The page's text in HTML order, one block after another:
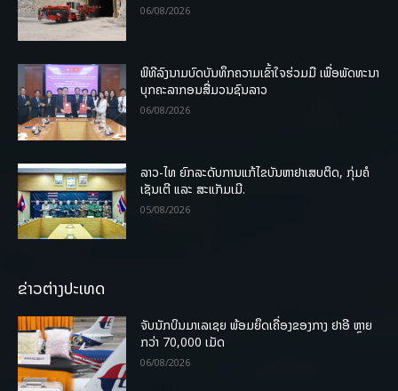
06/08/2026
ພິທີລົງນາມບົດບັນທຶກຄວາມເຂົ້າໃຈຮ່ວມມື ເພື່ອພັດທະນາ
ບຸກຄະລາກອນສື່ມວນຊົນລາວ
06/08/2026
ລາວ-ໄທ ຍົກລະດັບການແກ້ໄຂບັນຫາຢາເສບຕິດ, ກຸ່ມຄໍ
ເຊັນເຕີ ແລະ ສະແກັມເມີ.
05/08/2026
ຂ່າວຕ່າງປະເທດ
ຈັບນັກບິນມາເລເຊຍ ພ້ອມຍຶດເຄື່ອງຂອງກາງ ຢາອີ ຫຼາຍ
ກວ່າ 70,000 ເມັດ
06/08/2026